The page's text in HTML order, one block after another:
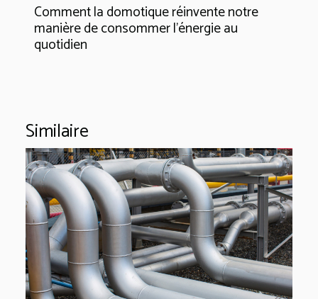
Comment la domotique réinvente notre
manière de consommer l'énergie au
quotidien
Similaire